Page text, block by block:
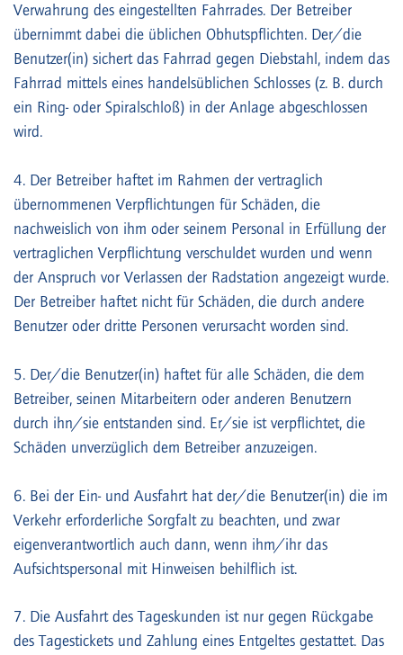
Verwahrung des eingestellten Fahrrades. Der Betreiber
übernimmt dabei die üblichen Obhutspflichten. Der/die
Benutzer(in) sichert das Fahrrad gegen Diebstahl, indem das
Fahrrad mittels eines handelsüblichen Schlosses (z. B. durch
ein Ring- oder Spiralschloß) in der Anlage abgeschlossen
wird.
4. Der Betreiber haftet im Rahmen der vertraglich
übernommenen Verpflichtungen für Schäden, die
nachweislich von ihm oder seinem Personal in Erfüllung der
vertraglichen Verpflichtung verschuldet wurden und wenn
der Anspruch vor Verlassen der Radstation angezeigt wurde.
Der Betreiber haftet nicht für Schäden, die durch andere
Benutzer oder dritte Personen verursacht worden sind.
5. Der/die Benutzer(in) haftet für alle Schäden, die dem
Betreiber, seinen Mitarbeitern oder anderen Benutzern
durch ihn/sie entstanden sind. Er/sie ist verpflichtet, die
Schäden unverzüglich dem Betreiber anzuzeigen.
6. Bei der Ein- und Ausfahrt hat der/die Benutzer(in) die im
Verkehr erforderliche Sorgfalt zu beachten, und zwar
eigenverantwortlich auch dann, wenn ihm/ihr das
Aufsichtspersonal mit Hinweisen behilflich ist.
7. Die Ausfahrt des Tageskunden ist nur gegen Rückgabe
des Tagestickets und Zahlung eines Entgeltes gestattet. Das